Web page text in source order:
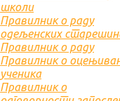
школи
Правилник о раду
одељенских
Правилник о раду
Правилник о
ученика
Правилник о